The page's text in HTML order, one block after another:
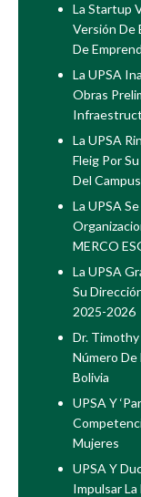
La Startup
Versión De
De
La UPSA
Obras
La UPSA
Fleig Por
Del
La UPSA
MERCO
La UPSA
Su
2025-2026
Dr.
Número De
Bolivia
UPSA Y
Mujeres
UPSA Y
Impulsar